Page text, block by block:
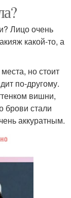
Лицо очень
какой-то, а
но стоит
по-другому.
вишни,
брови стали
аккуратным.